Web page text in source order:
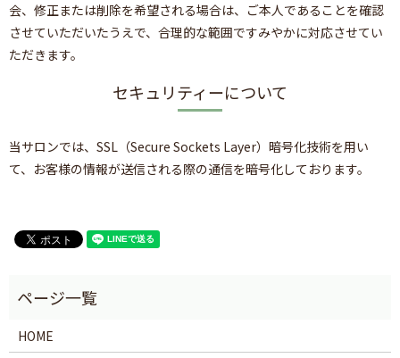
会、修正または削除を希望される場合は、ご本人であることを確認
させていただいたうえで、合理的な範囲ですみやかに対応させてい
ただきます。
セキュリティーについて
当サロンでは、SSL（Secure Sockets Layer）暗号化技術を用い
て、お客様の情報が送信される際の通信を暗号化しております。
HOME